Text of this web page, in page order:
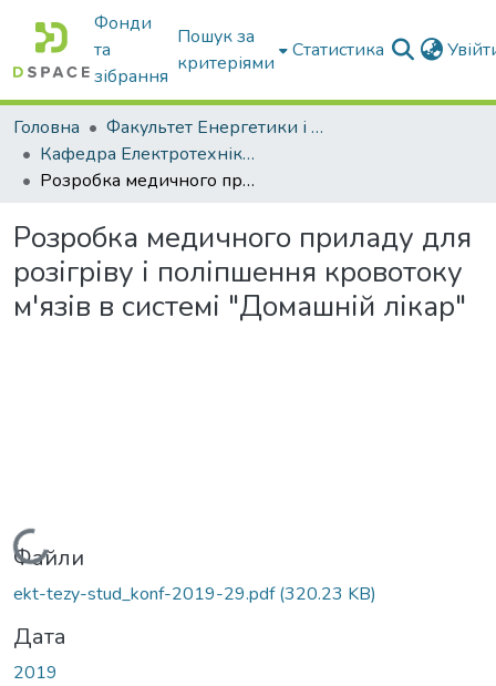
Фонди
та
зібрання
Пошук за
критеріями
Статистика
Головна
Факультет Енергетики і комп'ютерних технологій
Кафедра Електротехніки і електромеханіки ім. проф. В.В. Овчарова
Розробка медичного приладу для розігріву і поліпшення кровотоку м'язів в системі "Домашній лікар"
Розробка медичного приладу для
розігріву і поліпшення кровотоку
м'язів в системі "Домашній лікар"
Вантажиться...
Файли
ekt-tezy-stud_konf-2019-29.pdf(320.23 KB)
Дата
2019